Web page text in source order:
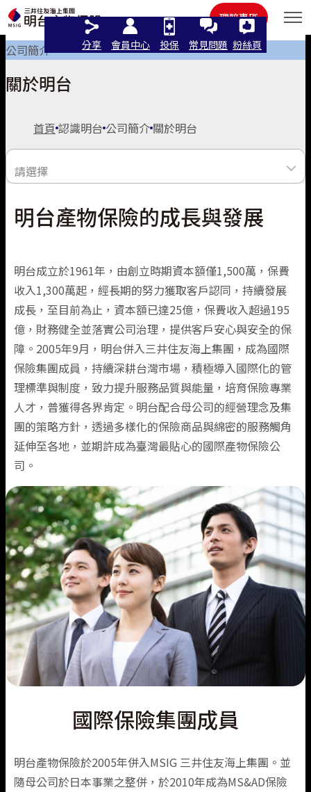
理賠專區
線上投保
立即投保/試算
汽車險
機車險
旅遊險
住宅火險
旅平險(國內租車)
這樣保最推薦
汽車險推薦
機車險推薦
旅遊險推薦
租車險(國內)推薦
日本旅遊推薦
電動汽車推薦
最新活動
熱門抽獎
揪友抽好禮
得獎公告
支援服務
班機延誤快速理賠
海外出遊急難救助
個人商品
機車保險
強制險
汽車保險
汽車保險總覽
強制險
車體險
第三人責任險
附加條款
強制險重要權益通知
健康傷害險
健康傷害保險總覽
個人傷害險
健康保險
微型保險專區
旅遊險
旅遊保險總覽
國外旅行綜合保險
登山險
住宅火險
住宅火災及地震基本保險
屋主綜合保險
附加條款
法人商品
人氣商品
信用の好險
火災保險
火災保險
工程保險
工程保險
新種保險
農業保險
貿易信用保險
貨物運輸保險
商業動產流動綜合保險
漁船船體保險
漁船責任保險
無人機綜合保險
認識明台
公司簡介
關於明台
理念與願景
損害防阻
損害防阻簡介
企業永續
會員中心
聯絡我們
公司簡介
關於明台
首頁 認識明台 公司簡介 關於明台
請選擇
關於明台
人權政策宣言
明台產物保險的成長與發展
明台成立於1961年，由創立時期資本額僅1,500萬，保費
收入1,300萬起，經長期的努力獲取客戶認同，持續發展
成長，至目前為止，資本額已達25億，保費收入超過195
億，財務健全並落實公司治理，提供客戶安心與安全的保
障。2005年9月，明台併入三井住友海上集團，成為國際
保險集團成員，持續深耕台灣市場，積極導入國際化的管
理標準與制度，致力提升服務品質與能量，培育保險專業
人才，普獲得各界肯定。明台配合母公司的經營理念及集
團的策略方針，透過多樣化的保險商品與綿密的服務觸角
延伸至各地，並期許成為臺灣最貼心的國際產物保險公
司。
國際保險集團成員
明台產物保險於2005年併入MSIG 三井住友海上集團。並
隨母公司於日本事業之整併，於2010年成為MS&AD保險
分享 會員中心 投保 常見問題 粉絲頁